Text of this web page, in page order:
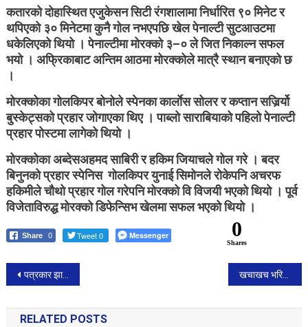
कतारको दोहास्थित एजुकेसन सिटी रंगशालामा निर्धारित ९० मिनेट र
थपिएको ३० मिनेटमा कुनै गोल नभएपछि खेल पेनाल्टी सुटआउटमा
धकेलिएको थियो । पेनाल्टीमा मोरक्को ३–० ले जित निकाल्न सफल
भयो । अफ्रिकाबाट अन्तिम आठमा मोरक्कोले मात्रै स्थान बनाएको छ
।
मोरक्कोका गोलकिपर बोनोले स्पेनका कार्लाेस सोलर र कप्तान सजिर्र्यो
बुस्केट्सको प्रहार जोगाएका थिए । पाब्लो साराबियाको पहिलो पेनाल्टी
प्रहार पोस्टमा लागेको थियो ।
मोरक्कोका अब्देसअहमद साबिरी र हकिम जियाचले गोल गरे । बदर
बिनुनको प्रहार स्पेनिस गोलकिपर युनाई सिमोनले रोकेपनि अचरफ
हकिमीले चौथो प्रहार गोल गरेपनि मोरक्को वि विजयी भएको थियो । पूर्व
विजेताविरुद्ध मोरक्को डिफेन्सिभ खेलमा सफल भएको थियो ।
Share 0 Tweet 0 Messenger 0
Shares
Post
navigation
पत्रकार झालाई धम्की दिने व्यक्तिलाई कारबाहीको माँग गर्दै प्रहरीमा उजुरी खचाखच भरिएको बसमा बम विस्फोट, ६ जनाको मृत्यु।
RELATED POSTS